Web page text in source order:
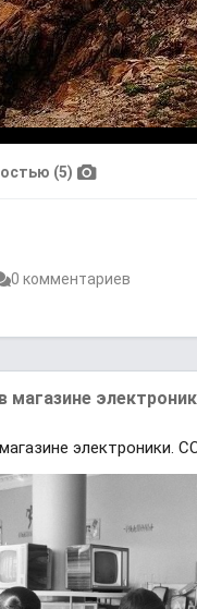
(5)
0 комментариев
магaзине
электроники.